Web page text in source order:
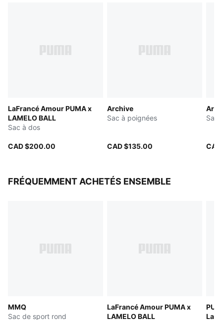
LaFrancé Amour PUMA x
LAMELO BALL
Sac à dos
CAD $200.00
Archive
Sac à poignées
CAD $135.00
Sac
FRÉQUEMMENT ACHETÉS ENSEMBLE
MMQ
Sac de sport rond
LaFrancé Amour PUMA x
LAMELO BALL